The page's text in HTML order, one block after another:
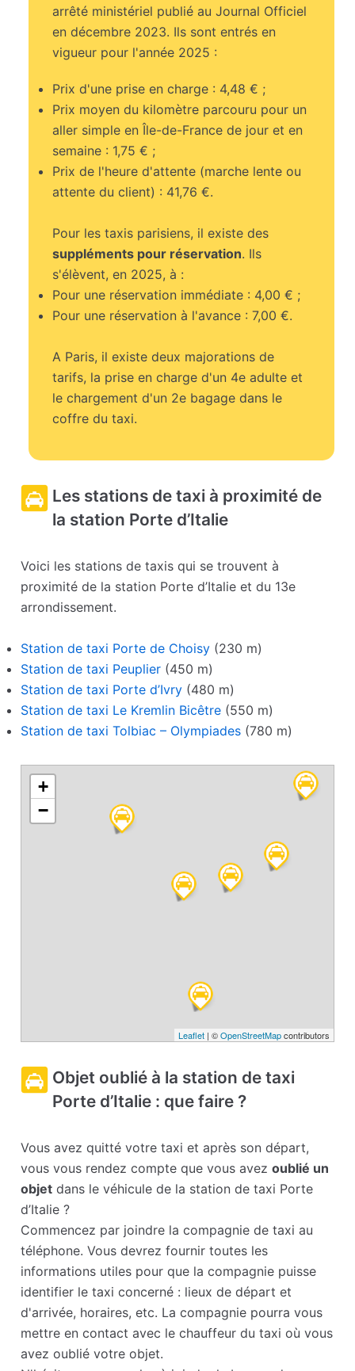
arrêté ministériel publié au Journal Officiel
en décembre 2023. Ils sont entrés en
vigueur pour l'année 2025 :
Prix d'une prise en charge : 4,48 € ;
Prix moyen du kilomètre parcouru pour un
aller simple en Île-de-France de jour et en
semaine : 1,75 € ;
Prix de l'heure d'attente (marche lente ou
attente du client) : 41,76 €.
Pour les taxis parisiens, il existe des
suppléments pour réservation. Ils
s'élèvent, en 2025, à :
Pour une réservation immédiate : 4,00 € ;
Pour une réservation à l'avance : 7,00 €.
A Paris, il existe deux majorations de
tarifs, la prise en charge d'un 4e adulte et
le chargement d'un 2e bagage dans le
coffre du taxi.
Les stations de taxi à proximité de
la station Porte d’Italie
Voici les stations de taxis qui se trouvent à
proximité de la station Porte d’Italie et du 13e
arrondissement.
Station de taxi Porte de Choisy (230 m)
Station de taxi Peuplier (450 m)
Station de taxi Porte d’Ivry (480 m)
Station de taxi Le Kremlin Bicêtre (550 m)
Station de taxi Tolbiac – Olympiades (780 m)
+
−
Leaflet| ©OpenStreetMapcontributors
Objet oublié à la station de taxi
Porte d’Italie : que faire ?
Vous avez quitté votre taxi et après son départ,
vous vous rendez compte que vous avezoublié un
objet dans le véhicule de la station de taxi Porte
d’Italie ?
Commencez par joindre la compagnie de taxi au
téléphone. Vous devrez fournir toutes les
informations utiles pour que la compagnie puisse
identifier le taxi concerné : lieux de départ et
d'arrivée, horaires, etc. La compagnie pourra vous
mettre en contact avec le chauffeur du taxi où vous
avez oublié votre objet.